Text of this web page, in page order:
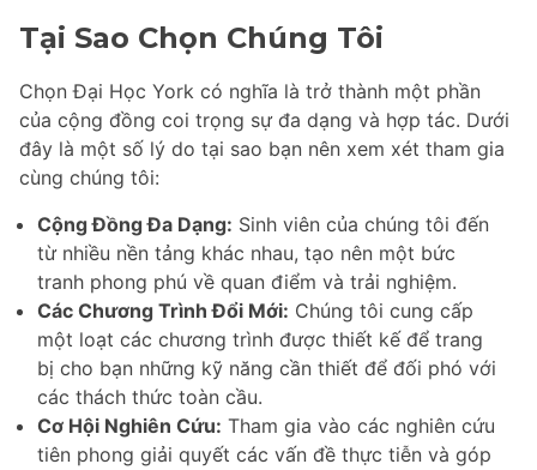
Tại Sao Chọn Chúng Tôi
Chọn Đại Học York có nghĩa là trở thành một phần
của cộng đồng coi trọng sự đa dạng và hợp tác. Dưới
đây là một số lý do tại sao bạn nên xem xét tham gia
cùng chúng tôi:
Cộng Đồng Đa Dạng: Sinh viên của chúng tôi đến
từ nhiều nền tảng khác nhau, tạo nên một bức
tranh phong phú về quan điểm và trải nghiệm.
Các Chương Trình Đổi Mới: Chúng tôi cung cấp
một loạt các chương trình được thiết kế để trang
bị cho bạn những kỹ năng cần thiết để đối phó với
các thách thức toàn cầu.
Cơ Hội Nghiên Cứu: Tham gia vào các nghiên cứu
tiên phong giải quyết các vấn đề thực tiễn và góp